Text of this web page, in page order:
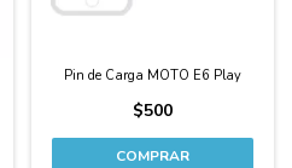
Pin de Carga MOTO E6 Play
$500